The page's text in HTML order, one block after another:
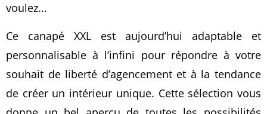
voulez...
Ce canapé XXL est aujourd’hui adaptable et
personnalisable à l’infini pour répondre à votre
souhait de liberté d’agencement et à la tendance
de créer un intérieur unique. Cette sélection vous